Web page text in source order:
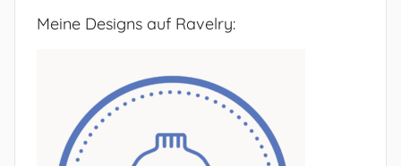
Meine Designs auf Ravelry: